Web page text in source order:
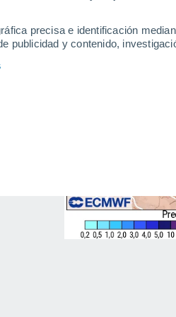
precisa e identificación
publicidad y contenido,